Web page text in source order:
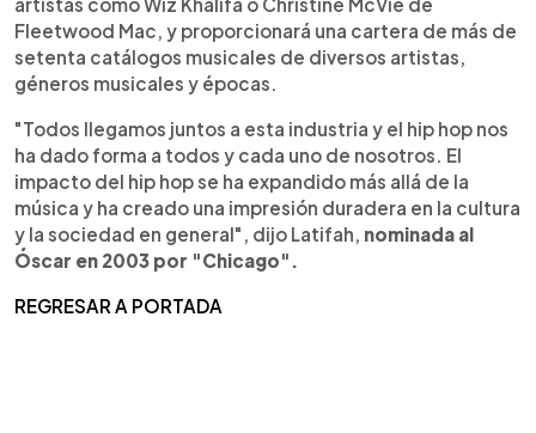
Fleetwood Mac, y proporcionará una cartera de más de
setenta catálogos musicales de diversos artistas,
géneros musicales y épocas.
"Todos llegamos juntos a esta industria y el hip hop nos
ha dado forma a todos y cada uno de nosotros. El
impacto del hip hop se ha expandido más allá de la
música y ha creado una impresión duradera en la cultura
y la sociedad en general", dijo Latifah, nominada al
Óscar en 2003 por "Chicago".
REGRESAR A PORTADA